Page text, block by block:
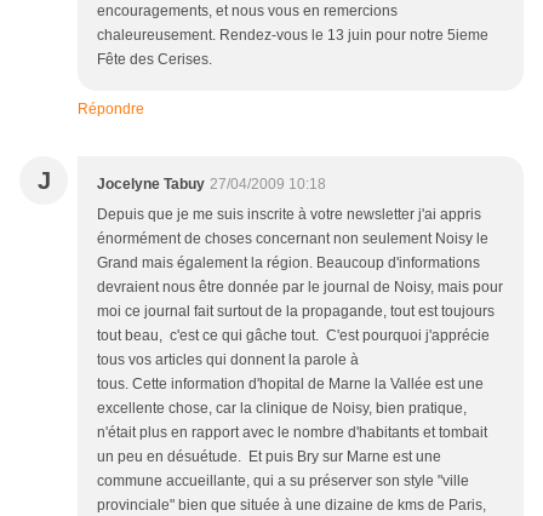
encouragements, et nous vous en remercions
chaleureusement. Rendez-vous le 13 juin pour notre 5ieme
Fête des Cerises.
Répondre
J Jocelyne Tabuy 27/04/2009 10:18
Depuis que je me suis inscrite à votre newsletter j'ai appris
énormément de choses concernant non seulement Noisy le
Grand mais également la région. Beaucoup d'informations
devraient nous être donnée par le journal de Noisy, mais pour
moi ce journal fait surtout de la propagande, tout est toujours
tout beau, c'est ce qui gâche tout. C'est pourquoi j'apprécie
tous vos articles qui donnent la parole à
tous. Cette information d'hopital de Marne la Vallée est une
excellente chose, car la clinique de Noisy, bien pratique,
n'était plus en rapport avec le nombre d'habitants et tombait
un peu en désuétude. Et puis Bry sur Marne est une
commune accueillante, qui a su préserver son style "ville
provinciale" bien que située à une dizaine de kms de Paris,